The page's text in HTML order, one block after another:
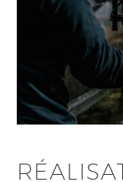
DEUTSCH